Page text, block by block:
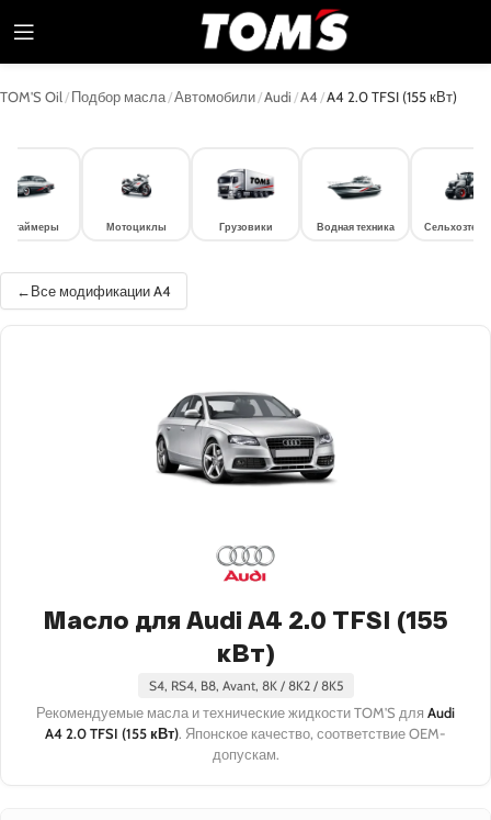
TOM'S Oil /Подбор масла/Автомобили/Audi /A4 /A4 2.0 TFSI (155 кВт)
Мотоциклы Грузовики Водная техника
Все модификации A4
Масло для Audi A4 2.0 TFSI (155
кВт)
S4, RS4, B8, Avant, 8K / 8K2 / 8K5
Рекомендуемые масла и технические жидкости TOM'S для Audi
A4 2.0 TFSI (155 кВт). Японское качество, соответствие OEM-
допускам.